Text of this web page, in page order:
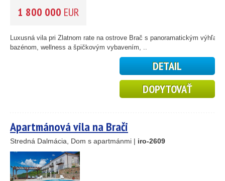
26
46
45
Južná Dalmácia (34)
CENA(vyberte rozsah)
1 800 000 EUR
Luxusná vila pri Zlatnom rate na ostrove Brač s panoramatickým
bazénom, wellness a špičkovým vybavením, ..
DETAIL
DOPYTOVAŤ
Apartmánová vila na Brači
Stredná Dalmácia, Dom s apartmánmi | iro-2609